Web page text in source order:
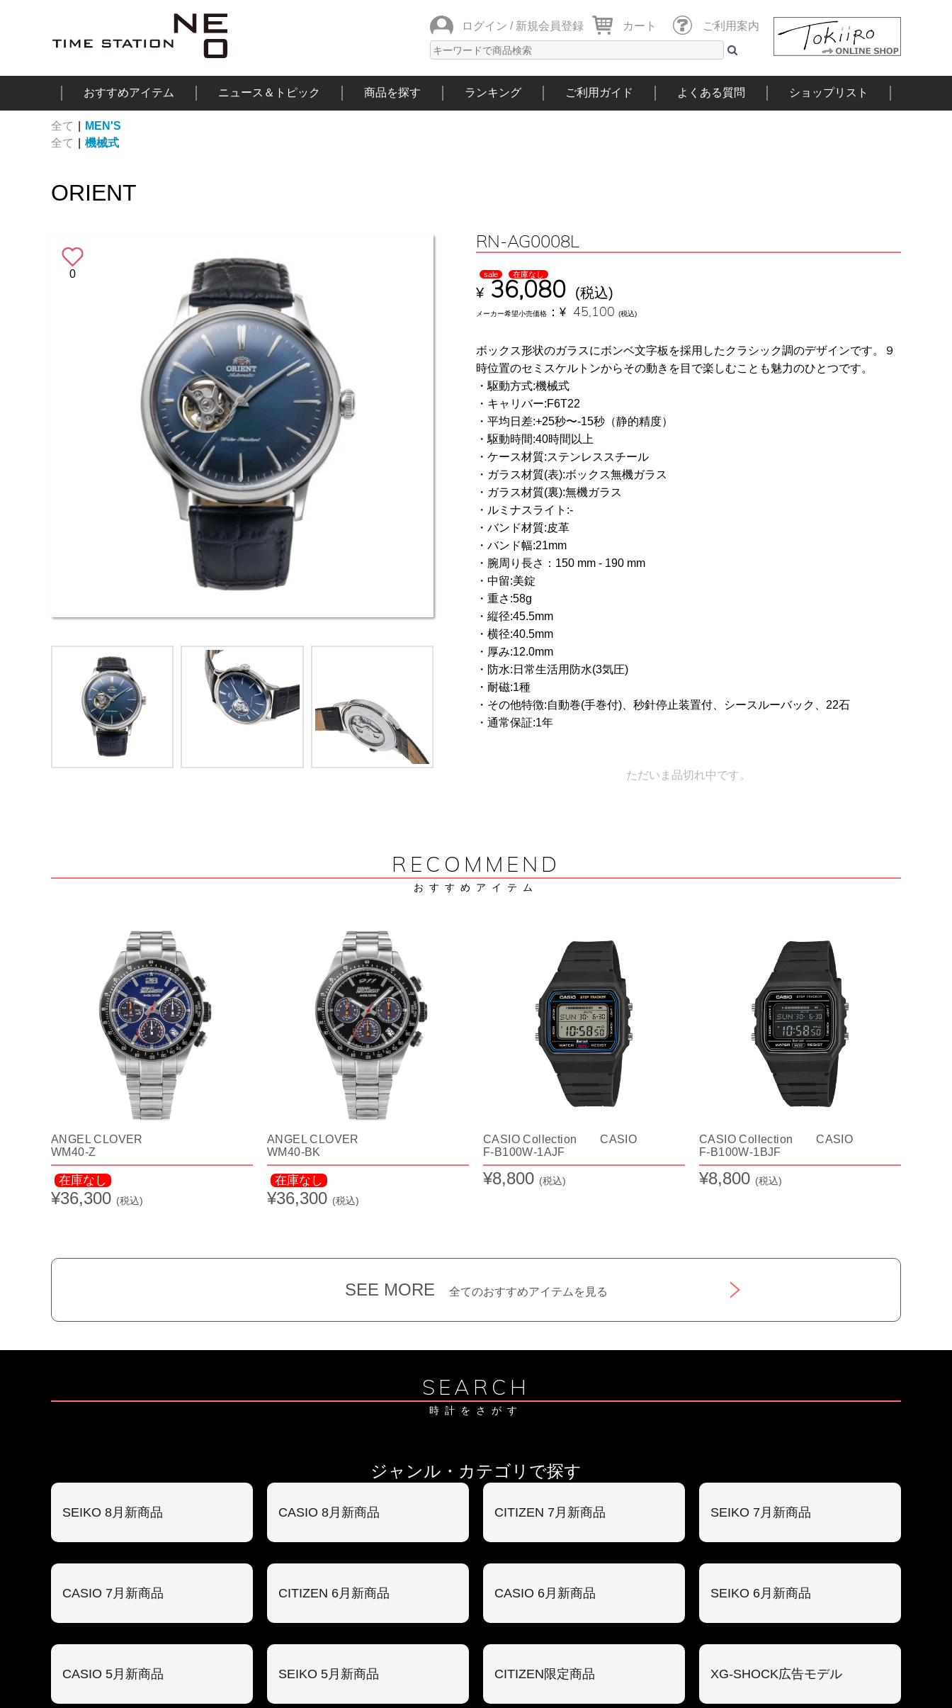
ログイン / 新規会員登録 カート ご利用案内
おすすめアイテム ニュース＆トピック 商品を探す ランキング ご利用ガイド よくある質問 ショップリスト
全て
MEN'S
全て
機械式
ORIENT
0
RN-AG0008L
sale 在庫なし
¥ 36,080 (税込)
メーカー希望小売価格 ： ¥ 45,100 (税込)
ボックス形状のガラスにボンベ文字板を採用したクラシック調のデザインです。９
時位置のセミスケルトンからその動きを目で楽しむことも魅力のひとつです。
・駆動方式:機械式
・キャリバー:F6T22
・平均日差:+25秒〜-15秒（静的精度）
・駆動時間:40時間以上
・ケース材質:ステンレススチール
・ガラス材質(表):ボックス無機ガラス
・ガラス材質(裏):無機ガラス
・ルミナスライト:-
・バンド材質:皮革
・バンド幅:21mm
・腕周り長さ：150 mm - 190 mm
・中留:美錠
・重さ:58g
・縦径:45.5mm
・横径:40.5mm
・厚み:12.0mm
・防水:日常生活用防水(3気圧)
・耐磁:1種
・その他特徴:自動巻(手巻付)、秒針停止装置付、シースルーバック、22石
・通常保証:1年
ただいま品切れ中です。
RECOMMEND
おすすめアイテム
ANGEL CLOVER
WM40-Z
在庫なし
¥36,300 (税込)
ANGEL CLOVER
WM40-BK
在庫なし
¥36,300 (税込)
CASIO Collection CASIO
F-B100W-1AJF
¥8,800 (税込)
CASIO Collection CASIO
F-B100W-1BJF
¥8,800 (税込)
SEE MORE 全てのおすすめアイテムを見る
SEARCH
時計をさがす
ジャンル・カテゴリで探す
SEIKO 8月新商品 CASIO 8月新商品 CITIZEN 7月新商品 SEIKO 7月新商品
CASIO 7月新商品 CITIZEN 6月新商品 CASIO 6月新商品 SEIKO 6月新商品
CASIO 5月新商品 SEIKO 5月新商品 CITIZEN限定商品 XG-SHOCK広告モデル